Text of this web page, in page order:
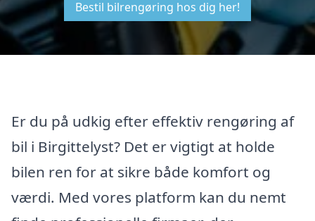
Bestil bilrengøring hos dig her!
Er du på udkig efter effektiv rengøring af
bil i Birgittelyst? Det er vigtigt at holde
bilen ren for at sikre både komfort og
værdi. Med vores platform kan du nemt